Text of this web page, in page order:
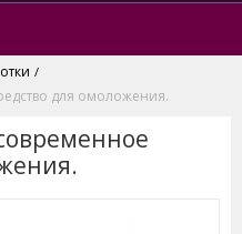
/
для омоложения.